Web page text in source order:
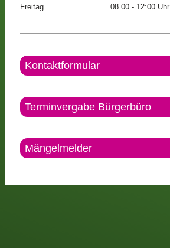
Freitag
08.00 - 12:00 Uhr
Kontaktformular
Terminvergabe Bürgerbüro
Mängelmelder